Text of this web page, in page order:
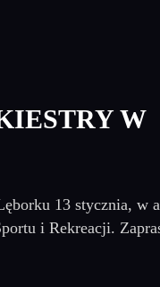
W
13 stycznia, w
i Rekreacji.